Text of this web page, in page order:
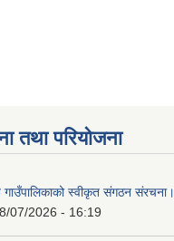
तथा परियोजना
गाउँपालिकाको स्वीकृत संगठन संरचना।
07/2026 - 16:19